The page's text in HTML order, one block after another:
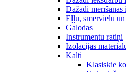
Dažādi mērīšanas
Eļļu, smērvielu
Galodas
Instrumentu ratiņi
Izolācijas
Kalti
Klasiskie